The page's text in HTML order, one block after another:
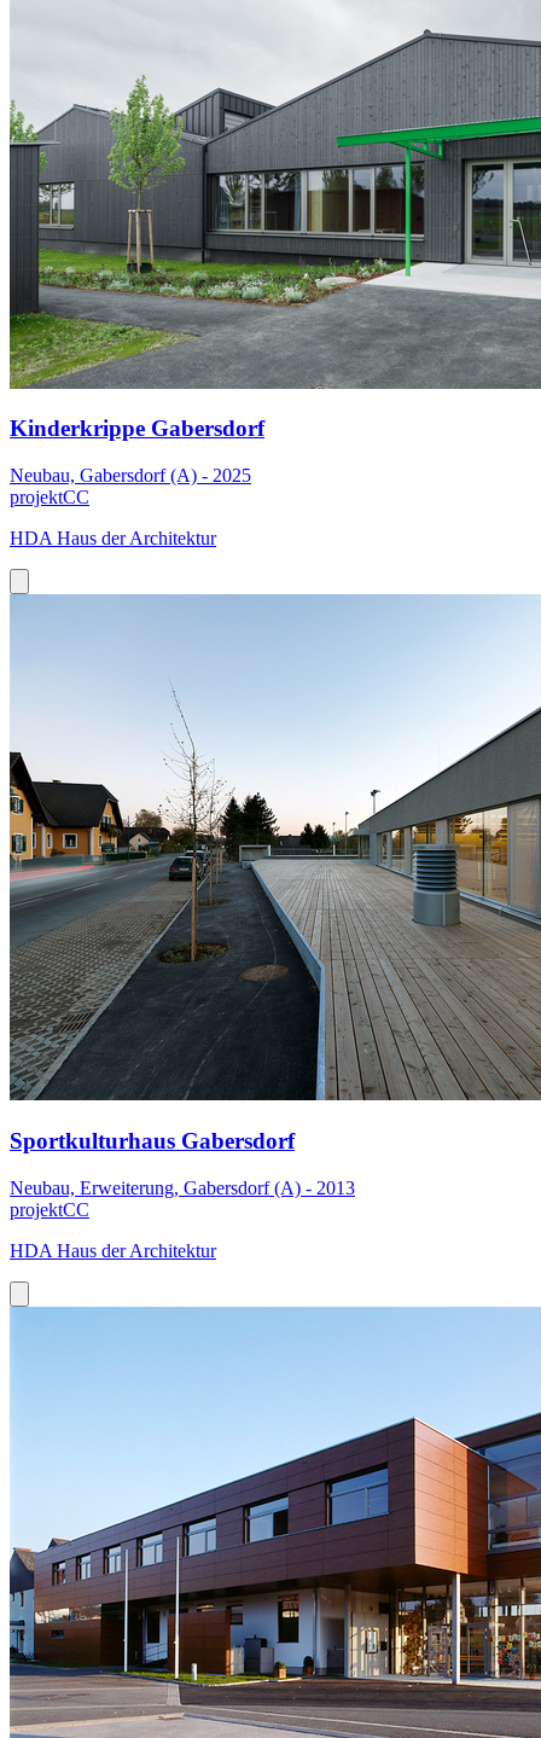
Kinderkrippe Gabersdorf
Neubau, Gabersdorf (A) - 2025
projektCC
HDA Haus der Architektur
Sportkulturhaus Gabersdorf
Neubau, Erweiterung, Gabersdorf (A) - 2013
projektCC
HDA Haus der Architektur